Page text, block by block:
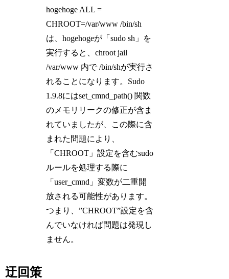
hogehoge ALL =
CHROOT=/var/www /bin/sh
は、hogehogeが「sudo sh」を
実行すると、chroot jail
/var/www 内で /bin/shが実行さ
れることになります。Sudo
1.9.8にはset_cmnd_path() 関数
のメモリリークの修正が含ま
れていましたが、この際に含
まれた問題により、
「CHROOT」設定を含むsudo
ルールを処理する際に
「user_cmnd」変数が二重開
放される可能性があります。
つまり、”CHROOT”設定を含
んでいなければ問題は発現し
ません。
迂回策